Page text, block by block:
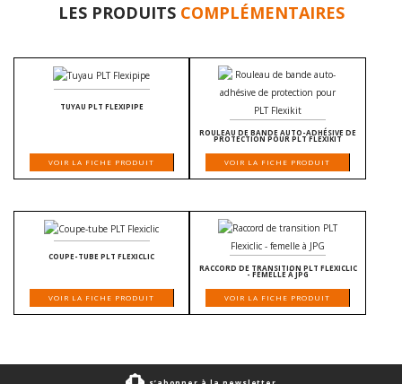
LES PRODUITS COMPLÉMENTAIRES
TUYAU PLT FLEXIPIPE
VOIR LA FICHE PRODUIT
ROULEAU DE BANDE AUTO-ADHÉSIVE DE
PROTECTION POUR PLT FLEXIKIT
VOIR LA FICHE PRODUIT
COUPE-TUBE PLT FLEXICLIC
VOIR LA FICHE PRODUIT
RACCORD DE TRANSITION PLT FLEXICLIC
- FEMELLE À JPG
VOIR LA FICHE PRODUIT